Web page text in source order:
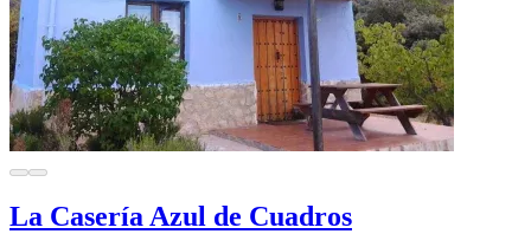
La Casería Azul de Cuadros